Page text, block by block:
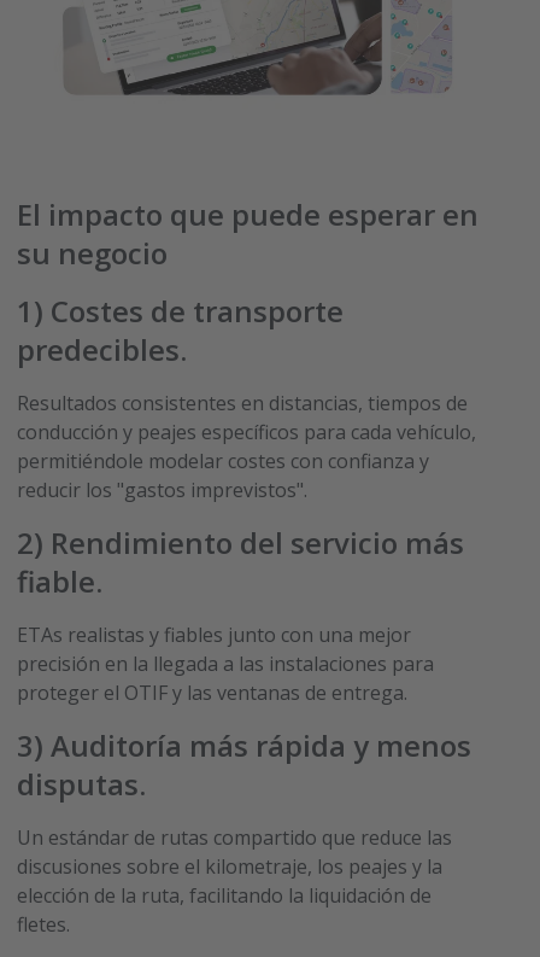
El impacto que puede esperar en
su negocio
1) Costes de transporte
predecibles.
Resultados consistentes en distancias, tiempos de
conducción y peajes específicos para cada vehículo,
permitiéndole modelar costes con confianza y
reducir los "gastos imprevistos".
2) Rendimiento del servicio más
fiable.
ETAs realistas y fiables junto con una mejor
precisión en la llegada a las instalaciones para
proteger el OTIF y las ventanas de entrega.
3)Auditoría más rápida y menos
disputas.
Un estándar de rutas compartido que reduce las
discusiones sobre el kilometraje, los peajes y la
elección de la ruta, facilitando la liquidación de
fletes.